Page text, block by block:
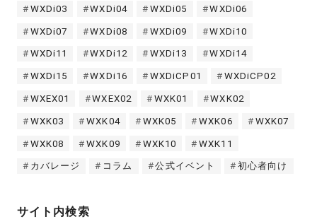
WXDi03 WXDi04 WXDi05 WXDi06
WXDi07 WXDi08 WXDi09 WXDi10
WXDi11 WXDi12 WXDi13 WXDi14
WXDi15 WXDi16 WXDiCP01 WXDiCP02
WXEX01 WXEX02 WXK01 WXK02
WXK03 WXK04 WXK05 WXK06 WXK07
WXK08 WXK09 WXK10 WXK11
カバレージ コラム 公式イベント 初心者向け
サイト内検索